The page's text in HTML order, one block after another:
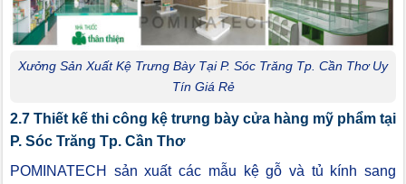
Xưởng Sản Xuất Kệ Trưng Bày Tại P. Sóc Trăng Tp. Cần Thơ Uy
Tín Giá Rẻ
2.7 Thiết kế thi công kệ trưng bày cửa hàng mỹ phẩm tại
P. Sóc Trăng Tp. Cần Thơ
POMINATECH sản xuất các mẫu kệ gỗ và tủ kính sang